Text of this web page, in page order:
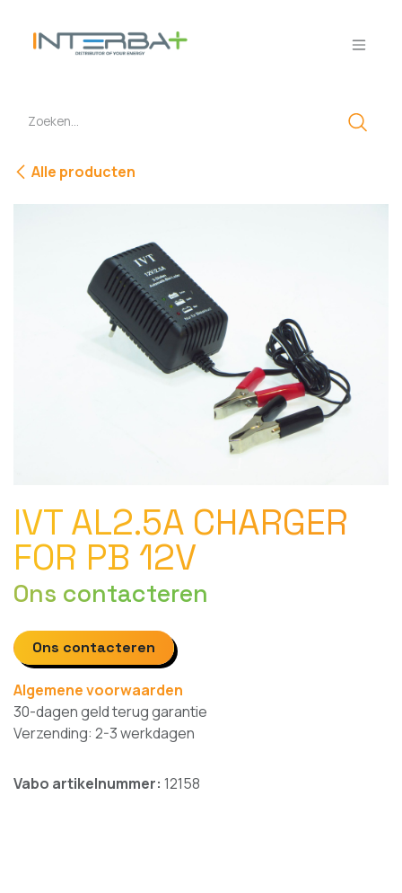
Alle producten
IVT AL2.5A CHARGER
FOR PB 12V
Ons contacteren
Ons contacteren
Algemene voorwaarden
30-dagen geld terug garantie
Verzending: 2-3 werkdagen
Vabo artikelnummer: 12158